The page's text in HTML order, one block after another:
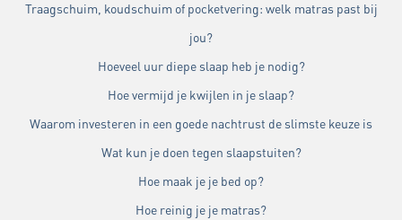
Traagschuim, koudschuim of pocketvering: welk matras past bij
jou?
Hoeveel uur diepe slaap heb je nodig?
Hoe vermijd je kwijlen in je slaap?
Waarom investeren in een goede nachtrust de slimste keuze is
Wat kun je doen tegen slaapstuiten?
Hoe maak je je bed op?
Hoe reinig je je matras?